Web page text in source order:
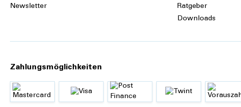
Newsletter
Ratgeber
Downloads
Zahlungsmöglichkeiten